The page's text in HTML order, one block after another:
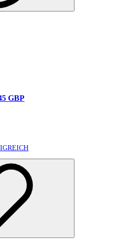
GBP